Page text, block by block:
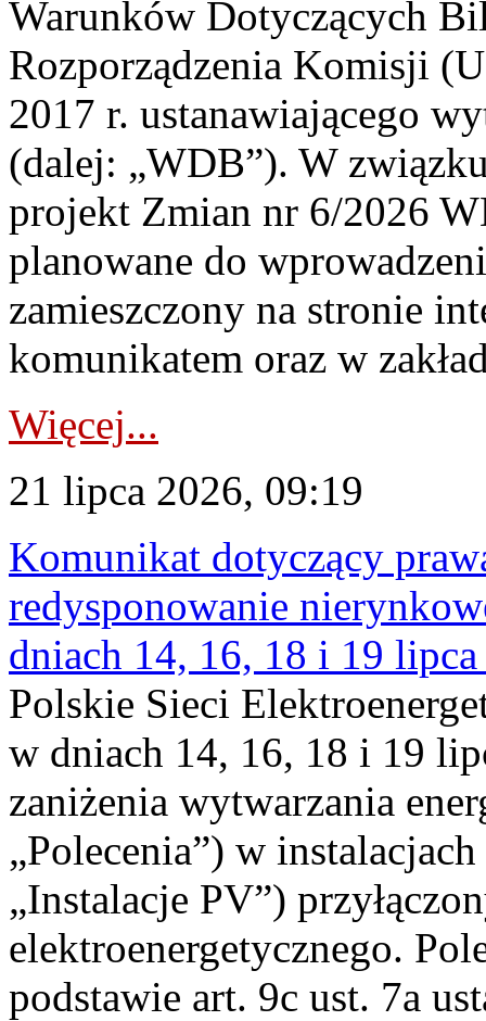
Warunków Dotyczących
Rozporządzenia Komisji
2017 r. ustanawiającego
(dalej: „WDB”). W
projekt Zmian nr 6/2026
planowane do
zamieszczony na stronie
komunikatem oraz w
Więcej...
21 lipca 2026, 09:19
Komunikat dotyczący
redysponowanie
dniach 14, 16, 18 i 19
Polskie Sieci
w dniach 14, 16, 18 i 19
zaniżenia wytwarzania
„Polecenia”) w
„Instalacje PV”)
elektroenergetycznego.
podstawie art. 9c ust. 7a